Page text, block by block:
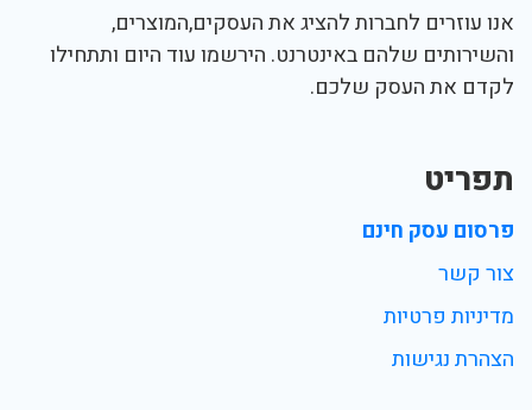
אנו עוזרים לחברות להציג את העסקים,המוצרים,
והשירותים שלהם באינטרנט. הירשמו עוד היום ותתחילו
לקדם את העסק שלכם.
תפריט
פרסום עסק חינם
צור קשר
מדיניות פרטיות
הצהרת נגישות